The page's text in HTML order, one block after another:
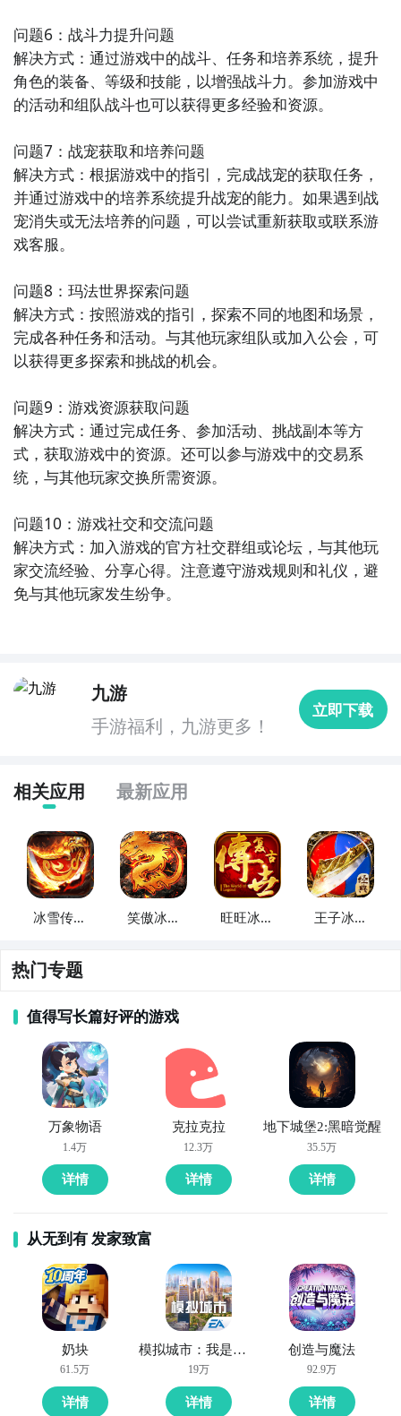
9. 《部落冲突》：9. 《部落冲突》：这是一款策略战争
游戏，玩家需要建立自己的部落并与其他玩家进行战斗
和竞争。游戏中有多种不同的兵种和防御设施可供选
择，以及丰富的战斗模式和活动，让你体验到策略与战
10. 《王者荣耀》：作为一款MOBA游戏，玩家需要选
择不同的英雄角色与其他玩家进行5v5战斗。游戏中有
多个不同的地图和模式，以及丰
问题6：战斗力提升问题
解决方式：通过游戏中的战斗、任务和培养系统，提升
角色的装备、等级和技能，以增强战斗力。参加游戏中
的活动和组队战斗也可以获得更多经验和资源。
问题7：战宠获取和培养问题
解决方式：根据游戏中的指引，完成战宠的获取任务，
并通过游戏中的培养系统提升战宠的能力。如果遇到战
宠消失或无法培养的问题，可以尝试重新获取或联系游
戏客服。
问题8：玛法世界探索问题
解决方式：按照游戏的指引，探索不同的地图和场景，
完成各种任务和活动。与其他玩家组队或加入公会，可
以获得更多探索和挑战的机会。
问题9：游戏资源获取问题
解决方式：通过完成任务、参加活动、挑战副本等方
式，获取游戏中的资源。还可以参与游戏中的交易系
统，与其他玩家交换所需资源。
问题10：游戏社交和交流问题
解决方式：加入游戏的官方社交群组或论坛，与其他玩
家交流经验、分享心得。注意遵守游戏规则和礼仪，避
免与其他玩家发生纷争。
九游
手游福利，九游更多！
立即下载
相关应用 最新应用
冰雪传奇
笑傲冰雪
旺旺冰雪
王子冰雪
热门专题
值得写长篇好评的游戏
万象物语
1.4万
详情
克拉克拉
12.3万
详情
地下城堡2:黑暗觉醒
35.5万
详情
从无到有 发家致富
奶块
61.5万
详情
模拟城市：我是市长
19万
详情
创造与魔法
92.9万
详情